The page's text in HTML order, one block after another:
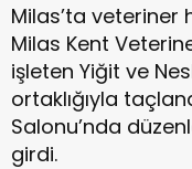
Milas’ta
Milas Kent
işleten Yiğit ve
ortaklığıyla
Salonu’nda
girdi.